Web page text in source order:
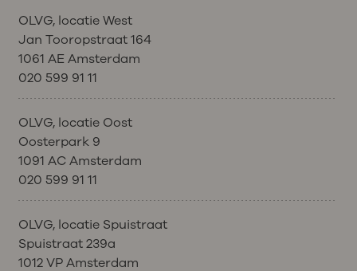
OLVG, locatie West
Jan Tooropstraat 164
1061 AE Amsterdam
020 599 91 11
OLVG, locatie Oost
Oosterpark 9
1091 AC Amsterdam
020 599 91 11
OLVG, locatie Spuistraat
Spuistraat 239a
1012 VP Amsterdam